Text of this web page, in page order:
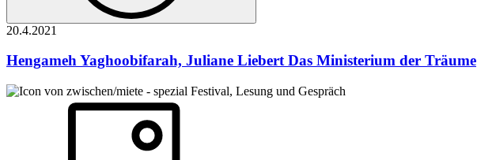
20.4.2021
Hengameh Yaghoobifarah, Juliane Liebert Das Ministerium der Träume
Festival, Lesung und Gespräch